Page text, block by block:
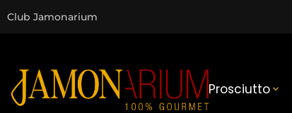
Club Jamonarium
Prosciutto 